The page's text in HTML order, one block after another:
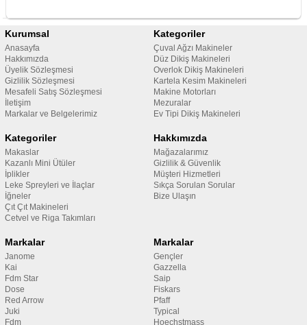
Kurumsal
Anasayfa
Hakkımızda
Üyelik Sözleşmesi
Gizlilik Sözleşmesi
Mesafeli Satış Sözleşmesi
İletişim
Markalar ve Belgelerimiz
Kategoriler
Çuval Ağzı Makineler
Düz Dikiş Makineleri
Overlok Dikiş Makineleri
Kartela Kesim Makineleri
Makine Motorları
Mezuralar
Ev Tipi Dikiş Makineleri
Kategoriler
Makaslar
Kazanlı Mini Ütüler
İplikler
Leke Spreyleri ve İlaçlar
İğneler
Çıt Çıt Makineleri
Cetvel ve Riga Takımları
Hakkımızda
Mağazalarımız
Gizlilik & Güvenlik
Müşteri Hizmetleri
Sıkça Sorulan Sorular
Bize Ulaşın
Markalar
Janome
Kai
Fdm Star
Dose
Red Arrow
Juki
Fdm
Markalar
Gençler
Gazzella
Saip
Fiskars
Pfaff
Typical
Hoechstmass